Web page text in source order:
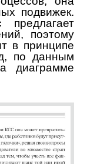
подвижек.
поэтому
в принципе
по данным
диаграмме